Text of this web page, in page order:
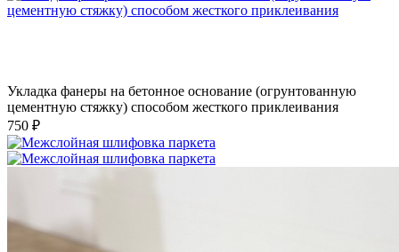
Укладка фанеры на бетонное основание (огрунтованную
цементную стяжку) способом жесткого приклеивания
750 ₽